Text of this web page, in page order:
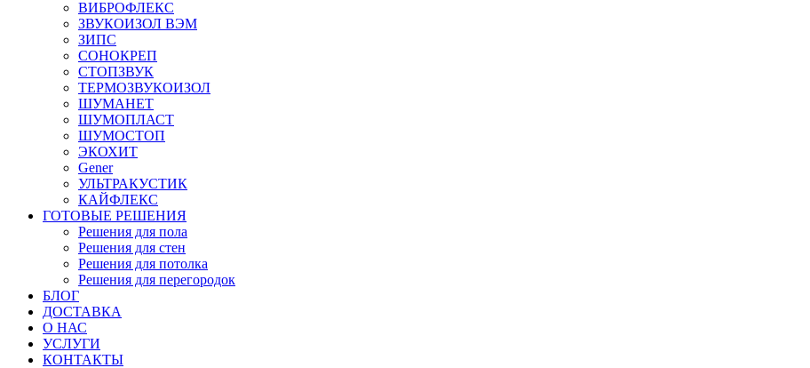
ВИБРОФЛЕКС
ЗВУКОИЗОЛ ВЭМ
ЗИПС
СОНОКРЕП
СТОПЗВУК
ТЕРМОЗВУКОИЗОЛ
ШУМАНЕТ
ШУМОПЛАСТ
ШУМОСТОП
ЭКОХИТ
Gener
УЛЬТРАКУСТИК
КАЙФЛЕКС
ГОТОВЫЕ РЕШЕНИЯ
Решения для пола
Решения для стен
Решения для потолка
Решения для перегородок
БЛОГ
ДОСТАВКА
О НАС
УСЛУГИ
КОНТАКТЫ